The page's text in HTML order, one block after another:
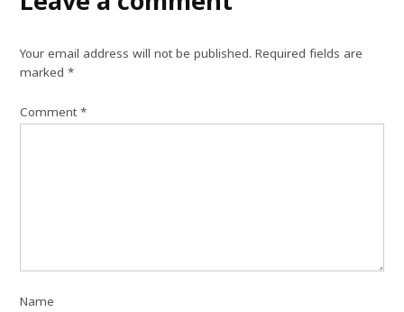
Your email address will not be published. Required fields are
marked*
Comment*
Name